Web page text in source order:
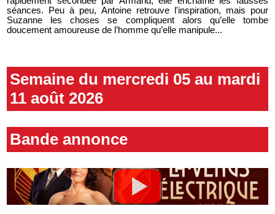
séances. Peu à peu, Antoine retrouve l'inspiration, mais pour
Suzanne les choses se compliquent alors qu’elle tombe
doucement amoureuse de l’homme qu’elle manipule...
Semaine du mercredi 05 au mardi
11 août 2026
Bande annonce